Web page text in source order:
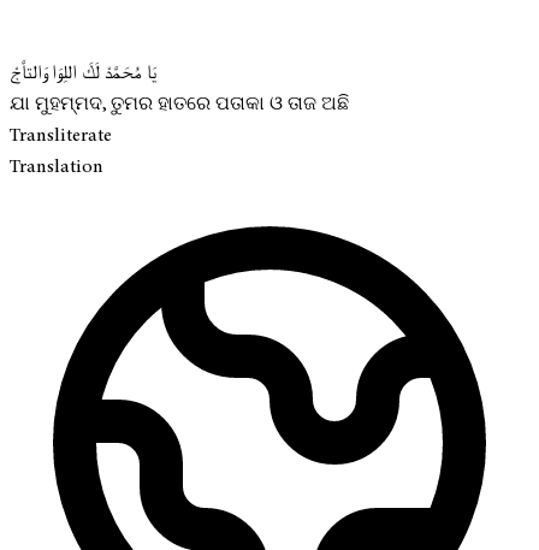
يَا مُحَمَّدْ لَكَ اللِوَا وَالتاَّجْ
ଯା ମୁହମ୍ମଦ, ତୁମର ହାତରେ ପତାକା ଓ ତାଜ ଅଛି
Transliterate
Translation